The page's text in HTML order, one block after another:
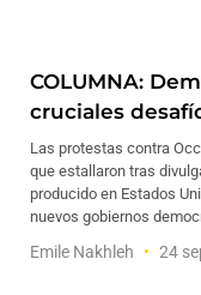
COLUMNA:
cruciales
Las protestas contra
que estallaron tras
producido en Estados
nuevos gobiernos
Emile Nakhleh 24